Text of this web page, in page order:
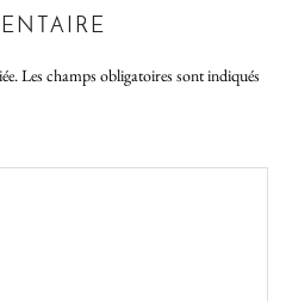
Les champs obligatoires sont indiqués